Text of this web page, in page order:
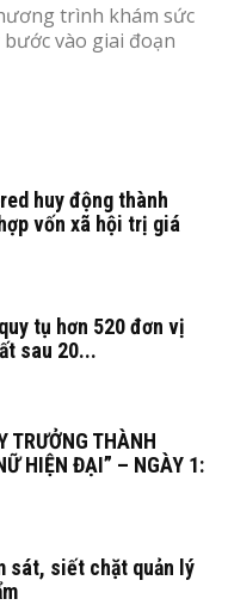
trình khám sức
vào giai đoạn
huy động thành
vốn xã hội trị giá
tụ hơn 520 đơn vị
sau 20...
TRƯỞNG THÀNH
HIỆN ĐẠI” – NGÀY 1:
sát, siết chặt quản lý